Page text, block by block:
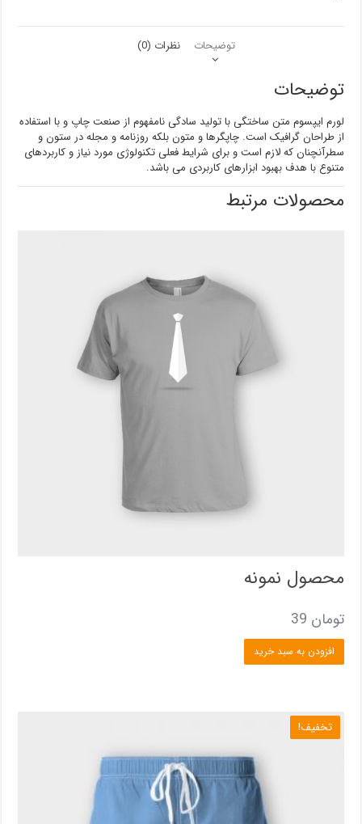
توضیحات نظرات (0)
توضیحات
لورم ایپسوم متن ساختگی با تولید سادگی نامفهوم از صنعت چاپ و با استفاده
از طراحان گرافیک است. چاپگرها و متون بلکه روزنامه و مجله در ستون و
سطرآنچنان که لازم است و برای شرایط فعلی تکنولوژی مورد نیاز و کاربردهای
متنوع با هدف بهبود ابزارهای کاربردی می باشد.
محصولات مرتبط
محصول نمونه
تومان
افزودن به سبد خرید
تخفیف!